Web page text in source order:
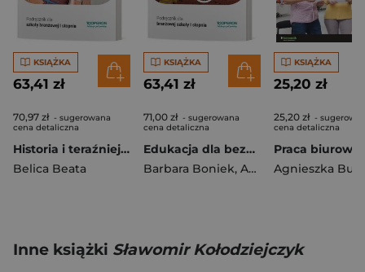
KSIĄŻKA
63,41 zł
70,97 zł - sugerowana
cena detaliczna
Historia i teraźniejszość 1 Podręcznik Szkoła branżowa
Belica Beata
KSIĄŻKA
63,41 zł
71,00 zł - sugerowana
cena detaliczna
Edukacja dla bezpieczeństwa Podręcznik dla branżowej szkoły I stopnia Branżowa szkoła
Barbara Boniek, Andrzej Kruczyński
KSIĄŻKA
25,20 zł
25,20 zł -
cena detaliczna
Agnieszka
Inne książki Sławomir Kołodziejczyk